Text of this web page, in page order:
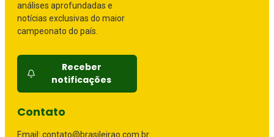
análises aprofundadas e
notícias exclusivas do maior
campeonato do país.
Receber
notificações
Contato
Email: contato@brasileirao.com.br